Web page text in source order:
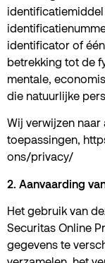
identificatiemiddel
identificator of
betrekking tot de
mentale,
die natuurlijke
Wij verwijzen
toepassingen,
ons/privacy/
2. Aanvaarding
Het gebruik van
Securitas Online
gegevens te